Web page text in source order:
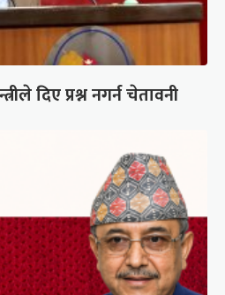
दिए प्रश्न नगर्न चेतावनी